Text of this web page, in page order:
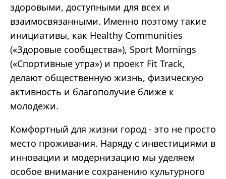
здоровыми, доступными для всех и
взаимосвязанными. Именно поэтому такие
инициативы, как Healthy Communities
(«Здоровые сообщества»), Sport Mornings
(«Спортивные утра») и проект Fit Track,
делают общественную жизнь, физическую
активность и благополучие ближе к
молодежи.
Комфортный для жизни город - это не просто
место проживания. Наряду с инвестициями в
инновации и модернизацию мы уделяем
особое внимание сохранению культурного